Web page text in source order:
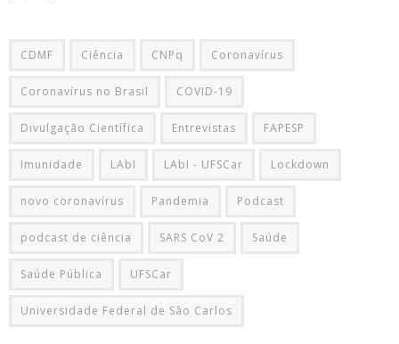
CDMF Ciência CNPq Coronavírus
Coronavírus no Brasil COVID-19
Divulgação Científica Entrevistas FAPESP
Imunidade LAbI LAbI - UFSCar Lockdown
novo coronavírus Pandemia Podcast
podcast de ciência SARS CoV 2 Saúde
Saúde Pública UFSCar
Universidade Federal de Sâo Carlos